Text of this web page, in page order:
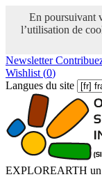
En poursuivant
l’utilisation de
Newsletter
Wishlist (0)
Langues du site
EXPLOREARTH un